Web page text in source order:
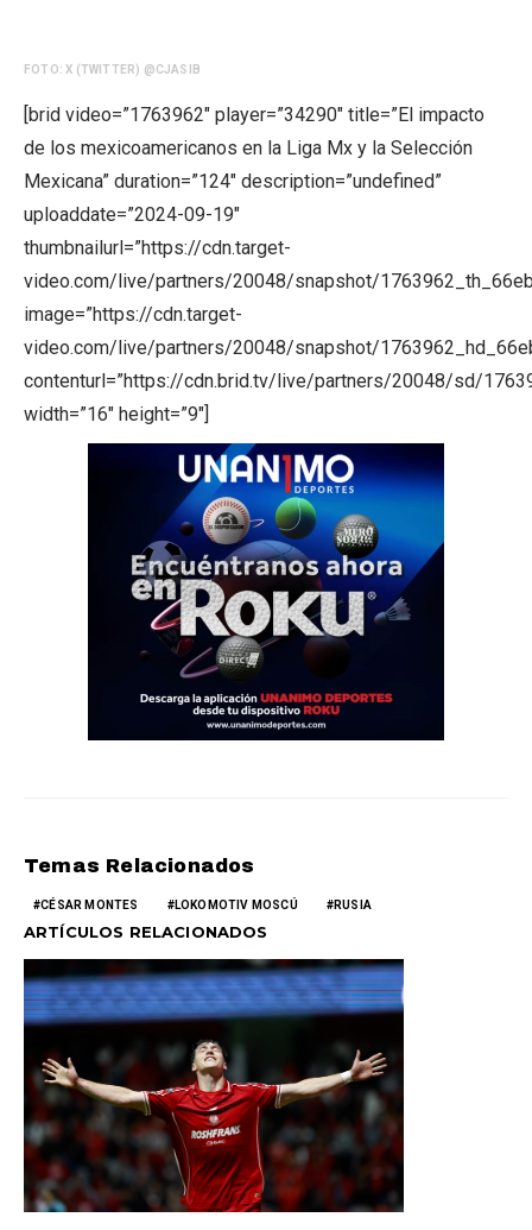
FOTO: X (TWITTER) @CJASIB
[brid video=”1763962″ player=”34290″ title=”El impacto
de los mexicoamericanos en la Liga Mx y la Selección
Mexicana” duration=”124″ description=”undefined”
uploaddate=”2024-09-19″
thumbnailurl=”https://cdn.target-
video.com/live/partners/20048/snapshot/
image=”https://cdn.target-
video.com/live/partners/20048/snapshot/
contenturl=”https://cdn.brid.tv/live/partners/20048/sd/
width=”16″ height=”9″]
Temas Relacionados
CÉSAR MONTES LOKOMOTIV MOSCÚ RUSIA
ARTÍCULOS RELACIONADOS